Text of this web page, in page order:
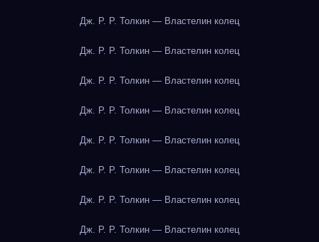
Дж. Р. Р. Толкин — Властелин колец
Дж. Р. Р. Толкин — Властелин колец
Дж. Р. Р. Толкин — Властелин колец
Дж. Р. Р. Толкин — Властелин колец
Дж. Р. Р. Толкин — Властелин колец
Дж. Р. Р. Толкин — Властелин колец
Дж. Р. Р. Толкин — Властелин колец
Дж. Р. Р. Толкин — Властелин колец